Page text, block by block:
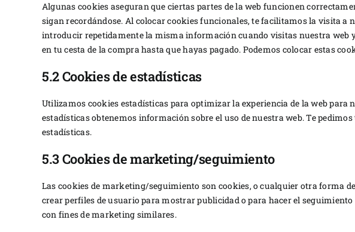
Algunas cookies aseguran que ciertas partes de la web funcionen
sigan recordándose. Al colocar cookies funcionales, te facilitamos la visita a
introducir repetidamente la misma información cuando visitas nuestra web
en tu cesta de la compra hasta que hayas pagado. Podemos colocar estas
5.2 Cookies de estadísticas
Utilizamos cookies estadísticas para optimizar la experiencia de la web para
estadísticas obtenemos información sobre el uso de nuestra web. Te
estadísticas.
5.3 Cookies de marketing/seguimiento
Las cookies de marketing/seguimiento son cookies, o cualquier otra forma
crear perfiles de usuario para mostrar publicidad o para hacer el
con fines de marketing similares.